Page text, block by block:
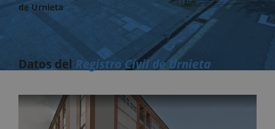
de Urnieta
Datos del Registro Civil de Urnieta